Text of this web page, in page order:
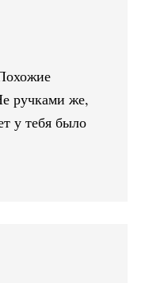
ручками же,
у тебя было